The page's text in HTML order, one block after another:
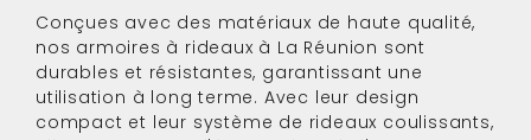
Conçues avec des matériaux de haute qualité,
nos armoires à rideaux à La Réunion sont
durables et résistantes, garantissant une
utilisation à long terme. Avec leur design
compact et leur système de rideaux coulissants,